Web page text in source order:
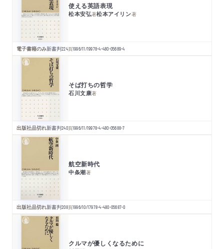
使える英語表現
松本安弘著松本アイリン著
電子書籍のみ新書判224頁1996/11/19978-4-480-05689-4
そば打ちの哲学
石川文康著
出版社品切れ新書判240頁1996/11/19978-4-480-05688-7
航空新時代
中条潮著
出版社品切れ新書判208頁1996/10/17978-4-480-05687-0
クルマが優しくなるために